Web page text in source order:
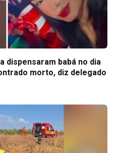
dispensaram babá no dia
morto, diz delegado